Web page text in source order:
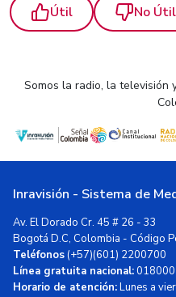
Útil No Útil
Somos la radio, la televisión
Inravisión - Sistema de
Av. El Dorado Cr. 45 # 26 - 33
Bogotá D.C, Colombia - Código
Teléfonos(+57)(601) 2200700
Línea gratuita nacional:
Horario de atención:Lunes a